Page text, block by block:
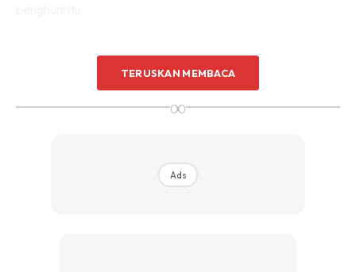
TERUSKAN MEMBACA
∞
Ads